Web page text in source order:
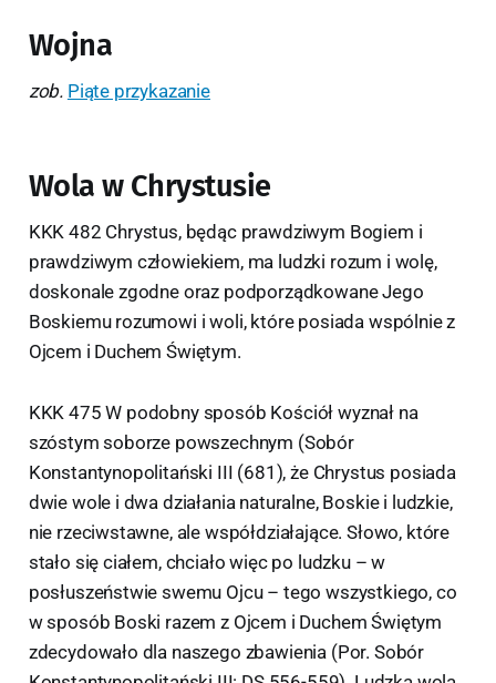
Wojna
zob. Piąte przykazanie
Wola w Chrystusie
KKK 482 Chrystus, będąc prawdziwym Bogiem i
prawdziwym człowiekiem, ma ludzki rozum i wolę,
doskonale zgodne oraz podporządkowane Jego
Boskiemu rozumowi i woli, które posiada wspólnie z
Ojcem i Duchem Świętym.
KKK 475 W podobny sposób Kościół wyznał na
szóstym soborze powszechnym (Sobór
Konstantynopolitański III (681), że Chrystus posiada
dwie wole i dwa działania naturalne, Boskie i ludzkie,
nie rzeciwstawne, ale współdziałające. Słowo, które
stało się ciałem, chciało więc po ludzku – w
posłuszeństwie swemu Ojcu – tego wszystkiego, co
w sposób Boski razem z Ojcem i Duchem Świętym
zdecydowało dla naszego zbawienia (Por. Sobór